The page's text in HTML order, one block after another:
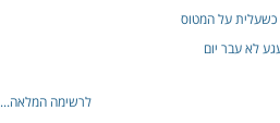
כשעלית על המטוס
לא עבר יום
לרשימה המלאה...